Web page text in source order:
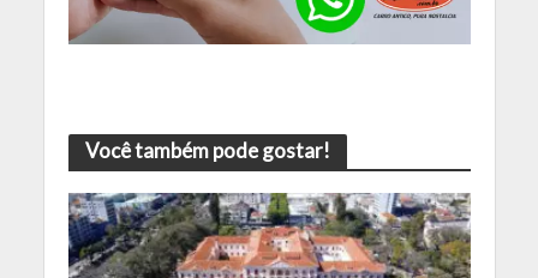
Você também pode gostar!